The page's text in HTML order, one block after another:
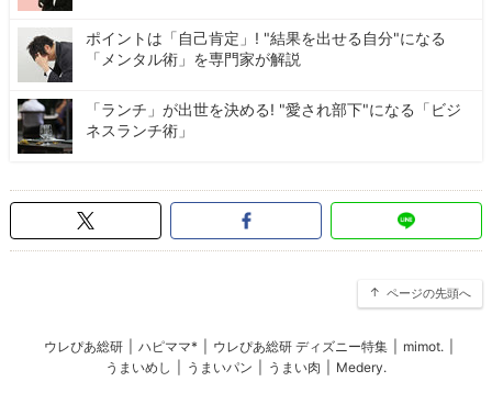
ポイントは「自己肯定」! "結果を出せる自分"になる
「メンタル術」を専門家が解説
「ランチ」が出世を決める! "愛され部下"になる「ビジ
ネスランチ術」
ページの先頭へ
ウレぴあ総研 ハピママ* ウレぴあ総研 ディズニー特集 mimot.
うまいめし
うまいパン うまい肉 Medery.